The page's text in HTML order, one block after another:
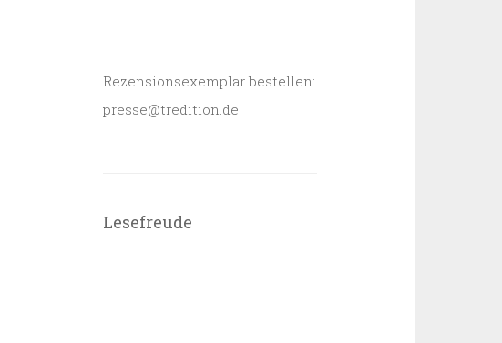
Rezensionsexemplar bestellen:
presse@tredition.de
Lesefreude